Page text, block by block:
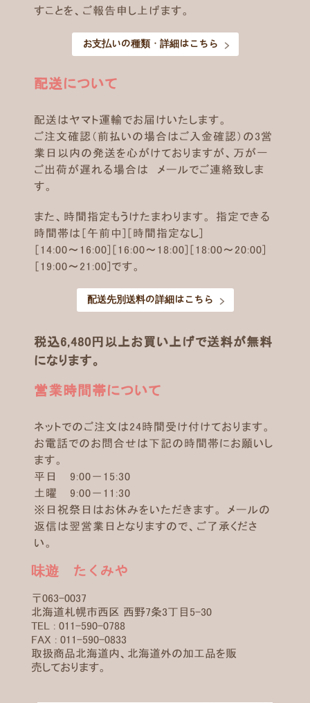
すことを、ご報告申し上げます。
お支払いの種類・詳細はこちら
配送について
配送はヤマト運輸でお届けいたします。
ご注文確認（前払いの場合はご入金確認）の3営
業日以内の発送を心がけておりますが、万が一
ご出荷が遅れる場合は メールでご連絡致しま
す。
また、時間指定もうけたまわります。 指定できる
時間帯は［午前中]［時間指定なし]
［14:00～16:00]［16:00～18:00]［18:00～20:00]
［19:00～21:00]です。
配送先別送料の詳細はこちら
税込6,480円以上お買い上げで送料が無料
になります。
営業時間帯について
ネットでのご注文は24時間受け付けております。
お電話でのお問合せは下記の時間帯にお願いし
ます。
平日 9:00－15:30
土曜 9:00－11:30
※日祝祭日はお休みをいただきます。 メールの
返信は翌営業日となりますので、ご了承くださ
い。
味遊 たくみや
〒063-0037
北海道札幌市西区 西野7条3丁目5-30
TEL : 011-590-0788
FAX : 011-590-0833
取扱商品北海道内、北海道外の加工品を販
売しております。